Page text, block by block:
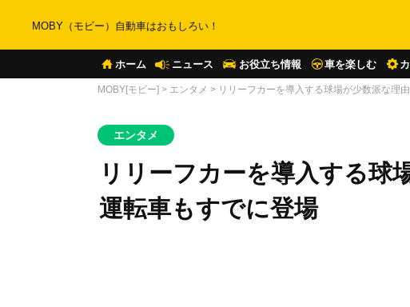
MOBY（モビー）自動車はおもしろい！
ホーム ニュース お役立ち情報 車を楽しむ
MOBY[モビー] > エンタメ > リリーフカーを導入する球場が少数派な理
エンタメ
リリーフカーを導入する球
運転車もすでに登場